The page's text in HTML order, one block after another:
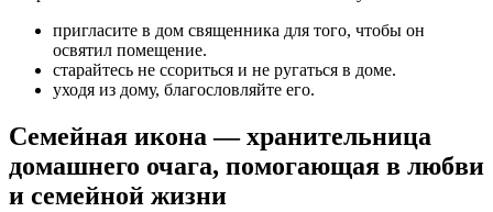
пригласите в дом священника для того, чтобы он
освятил помещение.
старайтесь не ссориться и не ругаться в доме.
уходя из дому, благословляйте его.
Семейная икона — хранительница
домашнего очага, помогающая в любви
и семейной жизни